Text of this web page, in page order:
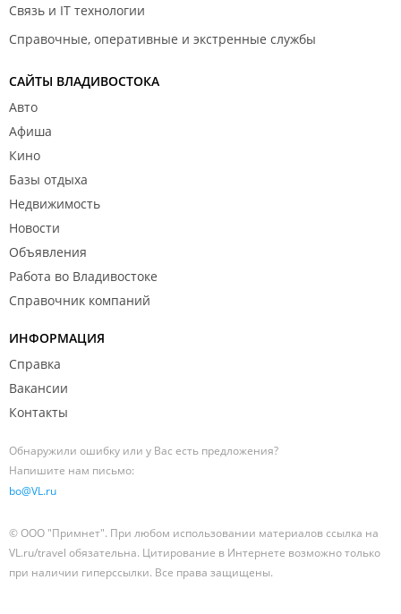
Связь и IT технологии
Справочные, оперативные и экстренные службы
САЙТЫ ВЛАДИВОСТОКА
Авто
Афиша
Кино
Базы отдыха
Недвижимость
Новости
Объявления
Работа во Владивостоке
Справочник компаний
ИНФОРМАЦИЯ
Справка
Вакансии
Контакты
Обнаружили ошибку или у Вас есть предложения?
Напишите нам письмо:
bo@VL.ru
© ООО "Примнет". При любом использовании материалов ссылка на
VL.ru/travel обязательна. Цитирование в Интернете возможно только
при наличии гиперссылки. Все права защищены.